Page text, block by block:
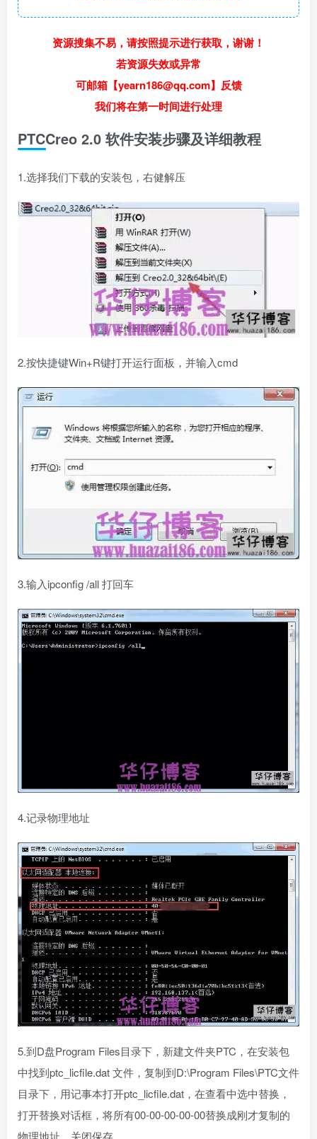
资源搜集不易，请按照提示进行获取，谢谢！
若资源失效或异常
可邮箱【yearn186@qq.com】反馈
我们将在第一时间进行处理
PTCCreo 2.0 软件安装步骤及详细教程
1.选择我们下载的安装包，右健解压
2.按快捷键Win+R键打开运行面板，并输入cmd
3.输入ipconfig /all 打回车
4.记录物理地址
5.到D盘Program Files目录下，新建文件夹PTC，在安装包
中找到ptc_licfile.dat 文件，复制到D:\Program Files\PTC文件
目录下，用记事本打开ptc_licfile.dat，在查看中选中替换，
打开替换对话框，将所有00-00-00-00-00替换成刚才复制的
物理地址，关闭保存。